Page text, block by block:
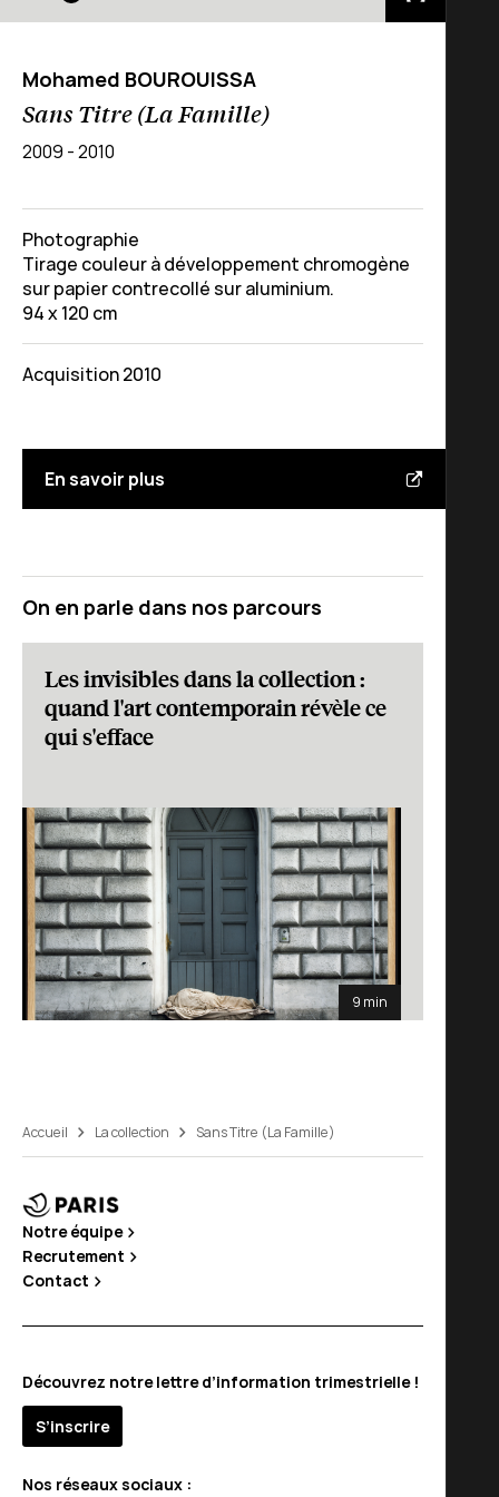
Mohamed BOUROUISSA
Sans Titre (La Famille)
2009 - 2010
Photographie
Tirage couleur à développement chromogène
sur papier contrecollé sur aluminium.
94 x 120 cm
Acquisition 2010
En savoir plus
On en parle dans nos parcours
Les invisibles dans la collection :
quand l'art contemporain révèle ce
qui s'efface
9 min
Accueil La collection Sans Titre (La Famille)
Notre équipe
Recrutement
Contact
Découvrez notre lettre d’information trimestrielle !
S’inscrire
Nos réseaux sociaux :